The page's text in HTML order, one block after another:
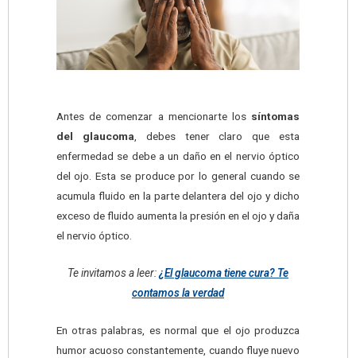
Antes de comenzar a mencionarte los síntomas
del glaucoma , debes tener claro que esta
enfermedad se debe a un daño en el nervio óptico
del ojo. Esta se produce por lo general cuando se
acumula fluido en la parte delantera del ojo y dicho
exceso de fluido aumenta la presión en el ojo y daña
el nervio óptico.
Te invitamos a leer:¿El glaucoma tiene cura? Te
contamos la verdad
En otras palabras, es normal que el ojo produzca
humor acuoso constantemente, cuando fluye nuevo